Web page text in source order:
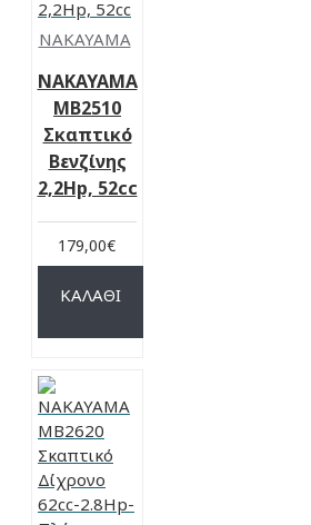
NAKAYAMA
NAKAYAMA
MB2510
Σκαπτικό
Βενζίνης
2,2Hp, 52cc
179,00€
ΚΑΛΆΘΙ